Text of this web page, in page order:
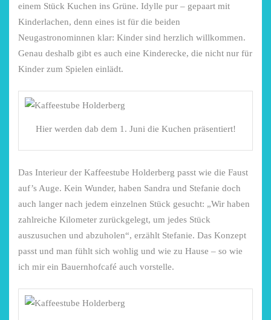
einem Stück Kuchen ins Grüne. Idylle pur – gepaart mit
Kinderlachen, denn eines ist für die beiden
Neugastronominnen klar: Kinder sind herzlich willkommen.
Genau deshalb gibt es auch eine Kinderecke, die nicht nur für
Kinder zum Spielen einlädt.
Hier werden dab dem 1. Juni die Kuchen präsentiert!
Das Interieur der Kaffeestube Holderberg passt wie die Faust
auf’s Auge. Kein Wunder, haben Sandra und Stefanie doch
auch langer nach jedem einzelnen Stück gesucht: „Wir haben
zahlreiche Kilometer zurückgelegt, um jedes Stück
auszusuchen und abzuholen“, erzählt Stefanie. Das Konzept
passt und man fühlt sich wohlig und wie zu Hause – so wie
ich mir ein Bauernhofcafé auch vorstelle.